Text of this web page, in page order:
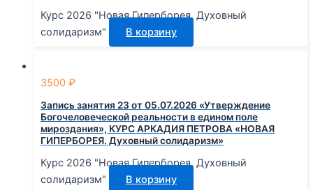
Курс 2026 "Новая Гиперборея. Духовный
солидаризм"
В корзину
3500 ₽
Запись занятия 23 от 05.07.2026 «Утверждение
Богочеловеческой реальности в едином поле
мироздания», КУРС АРКАДИЯ ПЕТРОВА «НОВАЯ
ГИПЕРБОРЕЯ. Духовный солидаризм»
Курс 2026 "Новая Гиперборея. Духовный
солидаризм"
В корзину